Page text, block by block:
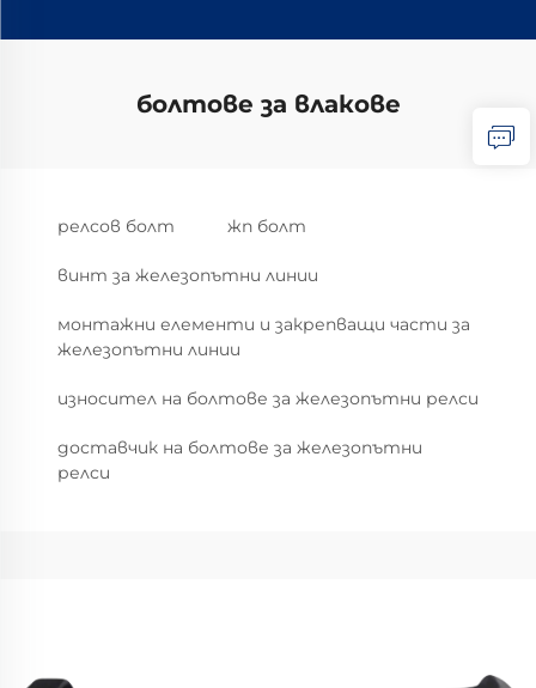
болтове за влакове
релсов болт жп болт
винт за железопътни линии
монтажни елементи и закрепващи части за
железопътни линии
износител на болтове за железопътни релси
доставчик на болтове за железопътни
релси